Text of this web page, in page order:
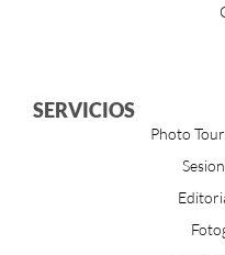
SERVICIOS
Photo